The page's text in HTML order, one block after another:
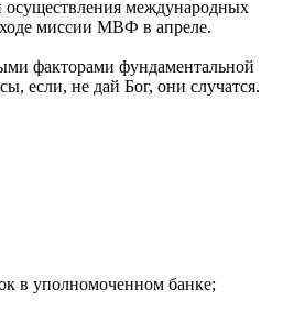
осуществления международных
ходе миссии МВФ в апреле.
факторами фундаментальной
если, не дай Бог, они случатся.
в уполномоченном банке;